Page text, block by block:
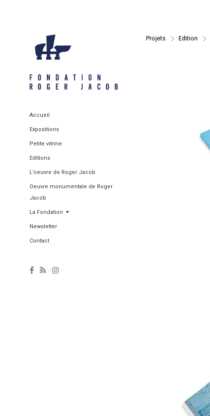
Accueil
Expositions
Petite vitrine
Editions
L’oeuvre de Roger Jacob
Oeuvre monumentale de Roger
Jacob
La Fondation
Newsletter
Contact
Projets > Edition >